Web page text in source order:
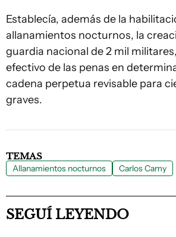
Establecía, además de la
allanamientos nocturnos, la
guardia nacional de 2 mil
efectivo de las penas en
cadena perpetua revisable para
graves.
TEMAS
Allanamientos nocturnos Carlos Camy
SEGUÍ LEYENDO